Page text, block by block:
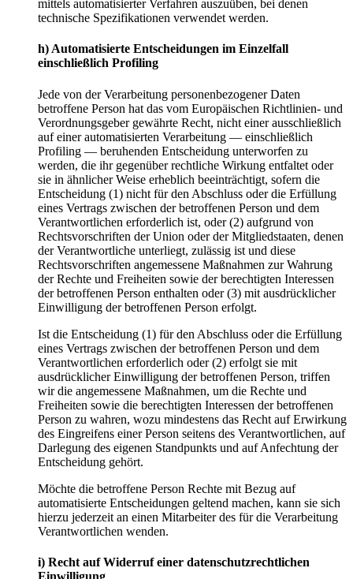
mittels automatisierter Verfahren auszuüben, bei denen
technische Spezifikationen verwendet werden.
h) Automatisierte Entscheidungen im Einzelfall
einschließlich Profiling
Jede von der Verarbeitung personenbezogener Daten
betroffene Person hat das vom Europäischen Richtlinien- und
Verordnungsgeber gewährte Recht, nicht einer ausschließlich
auf einer automatisierten Verarbeitung — einschließlich
Profiling — beruhenden Entscheidung unterworfen zu
werden, die ihr gegenüber rechtliche Wirkung entfaltet oder
sie in ähnlicher Weise erheblich beeinträchtigt, sofern die
Entscheidung (1) nicht für den Abschluss oder die Erfüllung
eines Vertrags zwischen der betroffenen Person und dem
Verantwortlichen erforderlich ist, oder (2) aufgrund von
Rechtsvorschriften der Union oder der Mitgliedstaaten, denen
der Verantwortliche unterliegt, zulässig ist und diese
Rechtsvorschriften angemessene Maßnahmen zur Wahrung
der Rechte und Freiheiten sowie der berechtigten Interessen
der betroffenen Person enthalten oder (3) mit ausdrücklicher
Einwilligung der betroffenen Person erfolgt.
Ist die Entscheidung (1) für den Abschluss oder die Erfüllung
eines Vertrags zwischen der betroffenen Person und dem
Verantwortlichen erforderlich oder (2) erfolgt sie mit
ausdrücklicher Einwilligung der betroffenen Person, triffen
wir die angemessene Maßnahmen, um die Rechte und
Freiheiten sowie die berechtigten Interessen der betroffenen
Person zu wahren, wozu mindestens das Recht auf Erwirkung
des Eingreifens einer Person seitens des Verantwortlichen, auf
Darlegung des eigenen Standpunkts und auf Anfechtung der
Entscheidung gehört.
Möchte die betroffene Person Rechte mit Bezug auf
automatisierte Entscheidungen geltend machen, kann sie sich
hierzu jederzeit an einen Mitarbeiter des für die Verarbeitung
Verantwortlichen wenden.
i) Recht auf Widerruf einer datenschutzrechtlichen
Einwilligung